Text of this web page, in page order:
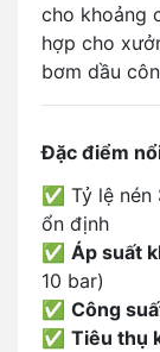
cho khoảng
hợp cho
bơm dầu
Đặc điểm
✅ Tỷ lệ nén
ổn định
✅ Áp suất
10 bar)
✅ Công
✅ Tiêu thụ